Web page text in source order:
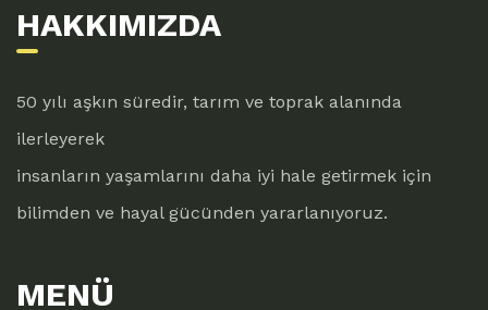
HAKKIMIZDA
50 yılı aşkın süredir, tarım ve toprak alanında
ilerleyerek
insanların yaşamlarını daha iyi hale getirmek için
bilimden ve hayal gücünden yararlanıyoruz.
MENÜ